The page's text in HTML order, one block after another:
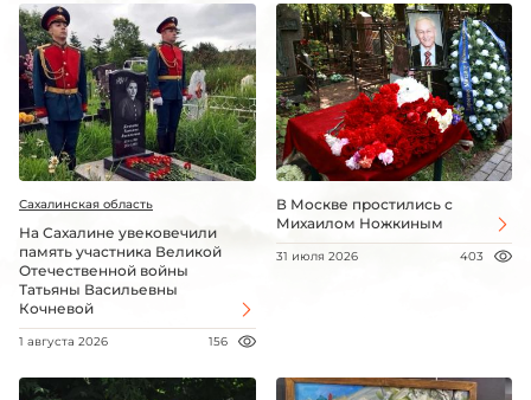
Сахалинская область
На Сахалине увековечили
память участника Великой
Отечественной войны
Татьяны Васильевны
Кочневой
1 августа 2026 156
В Москве простились с
Михаилом Ножкиным
31 июля 2026 403